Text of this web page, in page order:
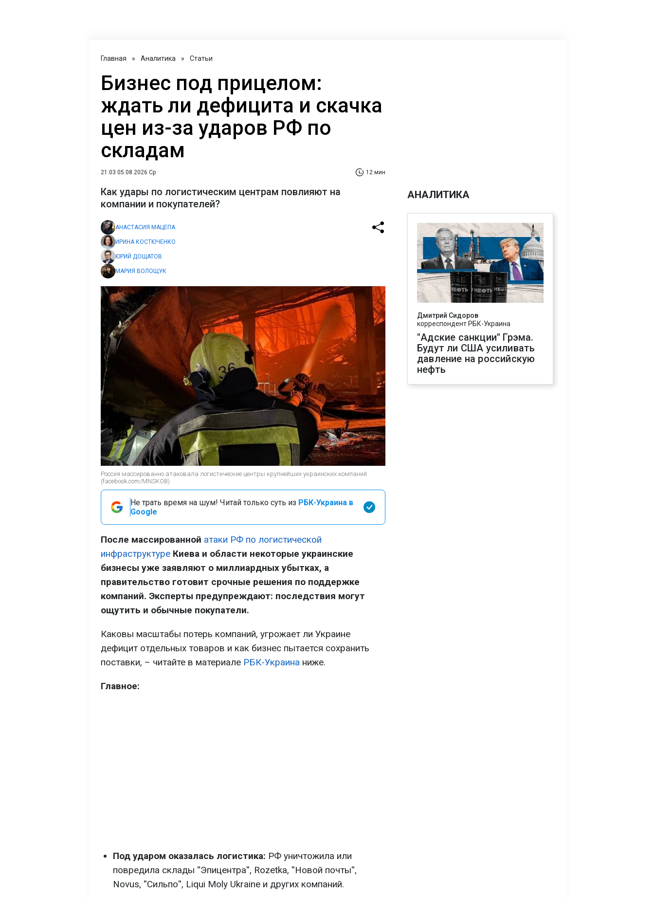
Главная » Аналитика » Статьи
Бизнес под прицелом:
ждать ли дефицита и скачка
цен из-за ударов РФ по
складам
21:03 05.08.2026 Ср 12 мин
Как удары по логистическим центрам повлияют на
компании и покупателей?
АНАСТАСИЯ МАЦЕПА
ИРИНА КОСТЮЧЕНКО
ЮРИЙ ДОЩАТОВ
МАРИЯ ВОЛОЩУК
Россия массированно атаковала логистические центры крупнейших украинских компаний
(facebook.com/MNSKOB)
Не трать время на шум! Читай только суть из РБК-Украина в
Google
После массированной атаки РФ по логистической
инфраструктуре Киева и области некоторые украинские
бизнесы уже заявляют о миллиардных убытках, а
правительство готовит срочные решения по поддержке
компаний. Эксперты предупреждают: последствия могут
ощутить и обычные покупатели.
Каковы масштабы потерь компаний, угрожает ли Украине
дефицит отдельных товаров и как бизнес пытается сохранить
поставки, – читайте в материале РБК-Украина ниже.
Главное:
Под ударом оказалась логистика: РФ уничтожила или
повредила склады ''Эпицентра'', Rozetka, ''Новой почты'',
Novus, ''Сильпо'', Liqui Moly Ukraine и других компаний.
АНАЛИТИКА
Дмитрий Сидоров
корреспондент РБК-Украина
"Адские санкции" Грэма.
Будут ли США усиливать
давление на российскую
нефть